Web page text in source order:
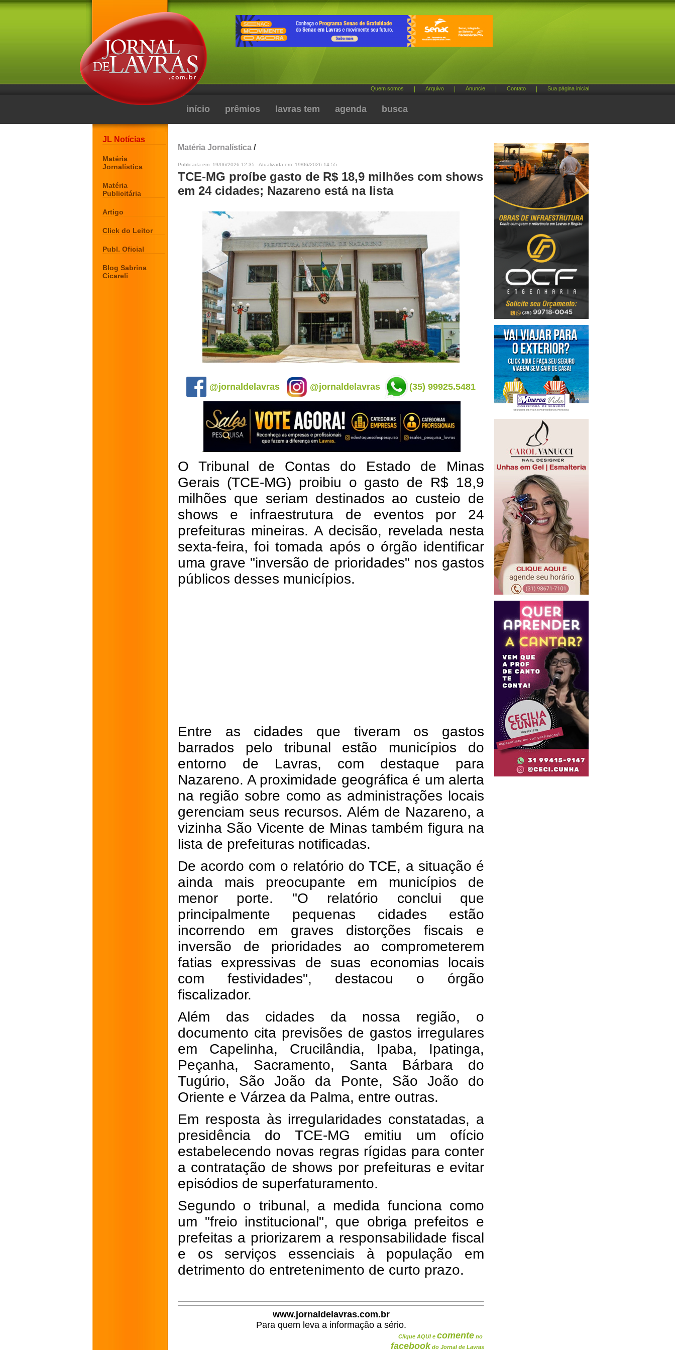
Quem somos Arquivo Anuncie Contato Sua página inicial
início prêmios lavras tem agenda busca
JL Notícias
Matéria
Jornalística
Matéria
Publicitária
Artigo
Click do Leitor
Publ. Oficial
Blog Sabrina
Cicareli
Matéria Jornalística /
Publicada em: 19/06/2026 12:35 - Atualizada em: 19/06/2026 14:55
TCE-MG proíbe gasto de R$ 18,9 milhões com shows
em 24 cidades; Nazareno está na lista
@jornaldelavras @jornaldelavras (35) 99925.5481
O Tribunal de Contas do Estado de Minas
Gerais (TCE-MG) proibiu o gasto de R$ 18,9
milhões que seriam destinados ao custeio de
shows e infraestrutura de eventos por 24
prefeituras mineiras. A decisão, revelada nesta
sexta-feira, foi tomada após o órgão identificar
uma grave "inversão de prioridades" nos gastos
públicos desses municípios.
Entre as cidades que tiveram os gastos
barrados pelo tribunal estão municípios do
entorno de Lavras, com destaque para
Nazareno. A proximidade geográfica é um alerta
na região sobre como as administrações locais
gerenciam seus recursos. Além de Nazareno, a
vizinha São Vicente de Minas também figura na
lista de prefeituras notificadas.
De acordo com o relatório do TCE, a situação é
ainda mais preocupante em municípios de
menor porte. "O relatório conclui que
principalmente pequenas cidades estão
incorrendo em graves distorções fiscais e
inversão de prioridades ao comprometerem
fatias expressivas de suas economias locais
com festividades", destacou o órgão
fiscalizador.
Além das cidades da nossa região, o
documento cita previsões de gastos irregulares
em Capelinha, Crucilândia, Ipaba, Ipatinga,
Peçanha, Sacramento, Santa Bárbara do
Tugúrio, São João da Ponte, São João do
Oriente e Várzea da Palma, entre outras.
Em resposta às irregularidades constatadas, a
presidência do TCE-MG emitiu um ofício
estabelecendo novas regras rígidas para conter
a contratação de shows por prefeituras e evitar
episódios de superfaturamento.
Segundo o tribunal, a medida funciona como
um "freio institucional", que obriga prefeitos e
prefeitas a priorizarem a responsabilidade fiscal
e os serviços essenciais à população em
detrimento do entretenimento de curto prazo.
www.jornaldelavras.com.br
Para quem leva a informação a sério.
Clique AQUI e comente no
facebook do Jornal de Lavras